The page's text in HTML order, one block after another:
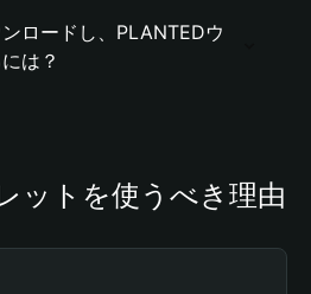
ロードし、PLANTEDウ
は？
ットを使うべき理由